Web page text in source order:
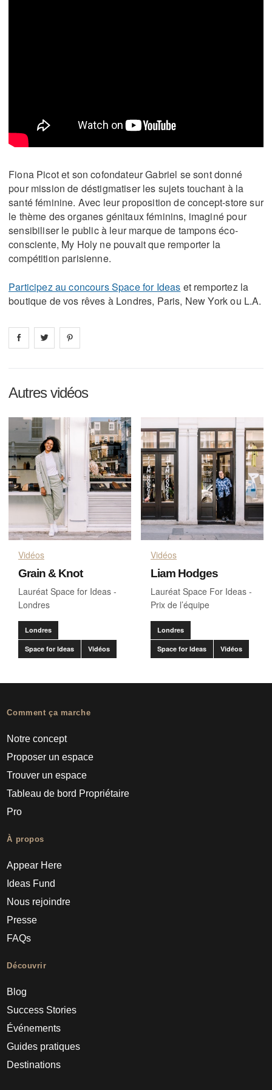
Fiona Picot et son cofondateur Gabriel se sont donné
pour mission de déstigmatiser les sujets touchant à la
santé féminine. Avec leur proposition de concept-store sur
le thème des organes génitaux féminins, imaginé pour
sensibiliser le public à leur marque de tampons éco-
consciente, My Holy ne pouvait que remporter la
compétition parisienne.
Participez au concours Space for Ideas et remportez la
boutique de vos rêves à Londres, Paris, New York ou L.A.
Share on facebook
Share on
Autres vidéos
Vidéos
Grain & Knot
Lauréat Space for Ideas -
Londres
Londres
Space for Ideas Vidéos
Vidéos
Liam Hodges
Lauréat Space For Ideas -
Prix de l’équipe
Londres
Space for Ideas Vidéos
Comment ça marche
Notre concept
Proposer un espace
Trouver un espace
Tableau de bord Propriétaire
Pro
À propos
Appear Here
Ideas Fund
Nous rejoindre
Presse
FAQs
Découvrir
Blog
Success Stories
Événements
Guides pratiques
Destinations